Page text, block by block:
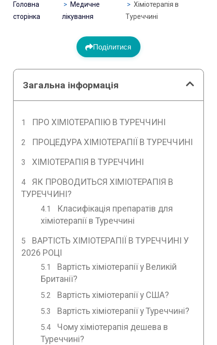
Головна
сторінка
Медичне
лікування
Хіміотерапія в
Туреччині
Поділитися
Загальна інформація
ПРО ХІМІОТЕРАПІЮ В ТУРЕЧЧИНІ
ПРОЦЕДУРА ХІМІОТЕРАПІЇ В ТУРЕЧЧИНІ
ХІМІОТЕРАПІЯ В ТУРЕЧЧИНІ
ЯК ПРОВОДИТЬСЯ ХІМІОТЕРАПІЯ В
ТУРЕЧЧИНІ?
Класифікація препаратів для
хіміотерапії в Туреччині
ВАРТІСТЬ ХІМІОТЕРАПІЇ В ТУРЕЧЧИНІ У
2026 РОЦІ
Вартість хіміотерапії у Великій
Британії?
Вартість хіміотерапії у США?
Вартість хіміотерапії у Туреччині?
Чому хіміотерапія дешева в
Туреччині?